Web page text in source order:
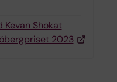
Kevan Shokat
2023